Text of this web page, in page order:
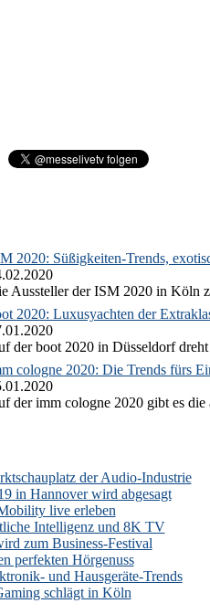
2020: Süßigkeiten-Trends,
Aussteller der ISM 2020 in Köln
2020: Luxusyachten der
der boot 2020 in Düsseldorf
cologne 2020: Die Trends fürs
der imm cologne 2020 gibt es
der Audio-Industrie
in Hannover wird abgesagt
live erleben
Intelligenz und 8K TV
zum Business-Festival
perfekten Hörgenuss
und Hausgeräte-Trends
schlägt in Köln